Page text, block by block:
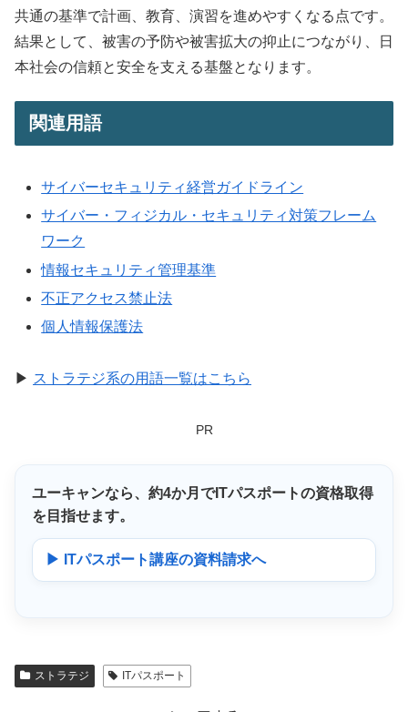
共通の基準で計画、教育、演習を進めやすくなる点です。
結果として、被害の予防や被害拡大の抑止につながり、日
本社会の信頼と安全を支える基盤となります。
関連用語
サイバーセキュリティ経営ガイドライン
サイバー・フィジカル・セキュリティ対策フレーム
ワーク
情報セキュリティ管理基準
不正アクセス禁止法
個人情報保護法
▶ ストラテジ系の用語一覧はこちら
PR
ユーキャンなら、 約4か月 でITパスポートの資格取得
を目指せます。
▶ ITパスポート講座の資料請求へ
ストラテジ ITパスポート